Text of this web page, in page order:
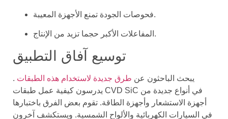
فحوصات الجودة تمنع الأجهزة المعيبة.
المفاعلات الأكبر حجما تزيد من الإنتاج.
توسيع آفاق التطبيق
يبحث الباحثون عن طرق جديدة لاستخدام هذه الطبقات .
يدرسون كيفية عمل طبقات CVD SiC في أنواع جديدة من
أجهزة الاستشعار وأجهزة الطاقة. تقوم بعض الفرق باختبارها
في السيارات الكهربائية والألواح الشمسية. ويستكشف آخرون